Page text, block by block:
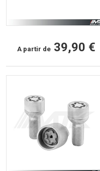
A partir de 39,90 €